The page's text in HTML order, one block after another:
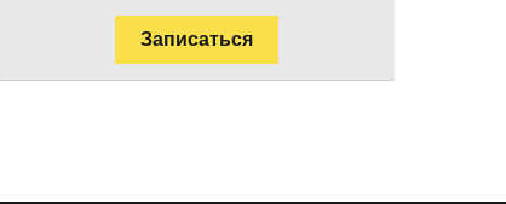
Записаться